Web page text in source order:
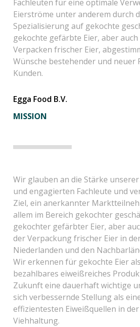
Fachleuten für eine optimale
Eierströme unter anderem durch
Spezialisierung auf gekochte
gekochte gefärbte Eier, aber auch
Verpacken frischer Eier,
Wünsche bestehender und neuer
Kunden.
Egga Food B.V.
MISSION
Wir glauben an die Stärke
und engagierten Fachleute und
Ziel, ein anerkannter
allem im Bereich gekochter
gekochter gefärbter Eier, aber
der Verpackung frischer Eier in
Niederlanden und den
Wir erkennen für gekochte Eier als
bezahlbares eiweißreiches
Zukunft eine dauerhaft wichtige
sich verbessernde Stellung als
effizientesten Eiweißquellen in der
Viehhaltung.